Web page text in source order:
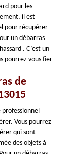
pour les
il est
pour récupérer
un débarras
. C’est un
pourrez vous fier
de
Vous pourrez
qui sont
des objets à